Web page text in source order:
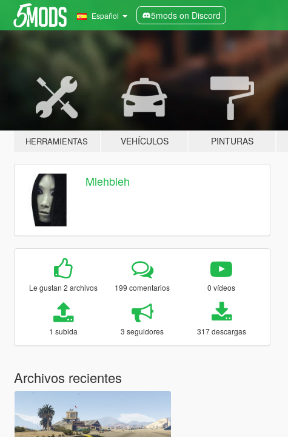
Español 5mods on Discord
HERRAMIENTAS VEHÍCULOS PINTURAS
Mlehbleh
Le gustan 2 archivos 199 comentarios 0 vídeos
1 subida 3 seguidores 317 descargas
Archivos recientes